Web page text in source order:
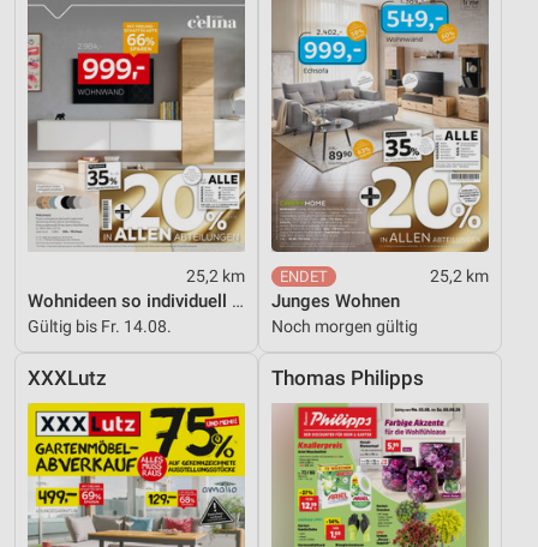
25,2 km
Wohnideen so individuell wie du!
Gültig bis Fr. 14.08.
25,2 km
Junges Wohnen
Noch morgen gültig
XXXLutz Thomas Philipps
Performance
Funktional
Werbung